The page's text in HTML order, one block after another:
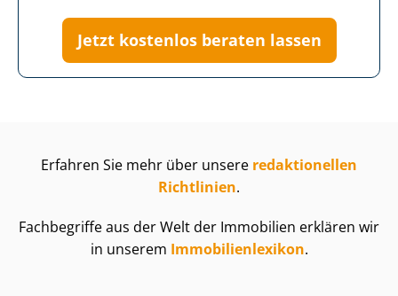
Jetzt kostenlos beraten lassen
Erfahren Sie mehr über unsere redaktionellen
Richtlinien.
Fachbegriffe aus der Welt der Immobilien erklären wir
in unserem Im­mo­bi­li­en­le­xi­kon.